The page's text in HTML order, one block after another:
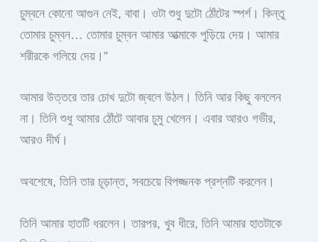
চুম্বনে কোনো আগুন নেই, বাবা। ওটা শুধু দুটো ঠোঁটের স্পর্শ। কিন্তু
তোমার চুম্বন… তোমার চুম্বন আমার আত্মাকে পুড়িয়ে দেয়। আমার
শরীরকে গলিয়ে দেয়।”
আমার উত্তরে তার চোখ দুটো জ্বলে উঠল। তিনি আর কিছু বললেন
না। তিনি শুধু আমার ঠোঁটে আবার চুমু খেলেন। এবার আরও গভীর,
আরও দীর্ঘ।
অবশেষে, তিনি তার চূড়ান্ত, সবচেয়ে বিপজ্জনক প্রশ্নটি করলেন।
তিনি আমার হাতটি ধরলেন। তারপর, খুব ধীরে, তিনি আমার হাতটাকে